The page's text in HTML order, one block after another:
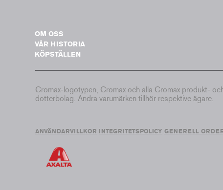
OM OSS
VÅR HISTORIA
KÖPSTÄLLEN
Cromax-logotypen, Cromax och alla Cromax produkt-
dotterbolag. Andra varumärken tillhör respektive ägare.
ANVÄNDARVILLKOR INTEGRITETSPOLICY GENERELL